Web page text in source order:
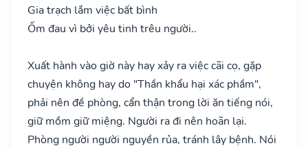
Gia trạch lắm việc bất bình
Ốm đau vì bởi yêu tinh trêu người..
Xuất hành vào giờ này hay xảy ra việc cãi cọ, gặp
chuyện không hay do "Thần khẩu hại xác phầm",
phải nên đề phòng, cẩn thận trong lời ăn tiếng nói,
giữ mồm giữ miệng. Người ra đi nên hoãn lại.
Phòng người người nguyền rủa, tránh lây bệnh. Nói